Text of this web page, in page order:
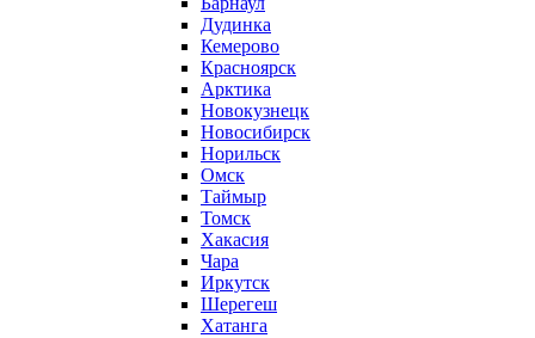
Дудинка
Кемерово
Красноярск
Арктика
Новокузнецк
Новосибирск
Норильск
Омск
Таймыр
Томск
Хакасия
Чара
Иркутск
Шерегеш
Хатанга